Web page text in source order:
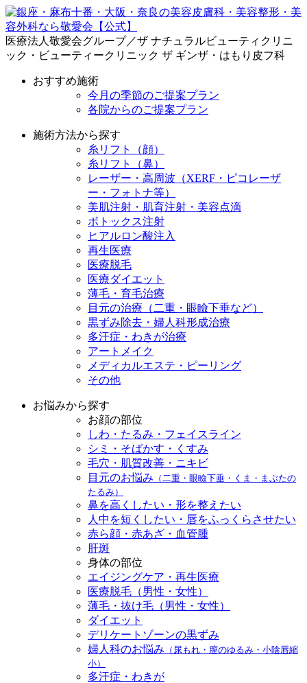
医療法人敬愛会グループ／ザ ナチュラルビューティクリニ
ック・ビューティークリニック ザ ギンザ・はもり皮フ科
おすすめ施術
今月の季節のご提案プラン
各院からのご提案プラン
施術方法から探す
糸リフト（顔）
糸リフト（鼻）
レーザー・高周波（XERF・ピコレーザ
ー・フォトナ等）
美肌注射・肌育注射・美容点滴
ボトックス注射
ヒアルロン酸注入
再生医療
医療脱毛
医療ダイエット
薄毛・育毛治療
目元の治療（二重・眼瞼下垂など）
黒ずみ除去・婦人科形成治療
多汗症・わきが治療
アートメイク
メディカルエステ・ピーリング
その他
お悩みから探す
お顔の部位
しわ・たるみ・フェイスライン
シミ・そばかす・くすみ
毛穴・肌質改善・ニキビ
目元のお悩み （二重・眼瞼下垂・くま・まぶたの
たるみ）
鼻を高くしたい・形を整えたい
人中を短くしたい・唇をふっくらさせたい
赤ら顔・赤あざ・血管腫
肝斑
身体の部位
エイジングケア・再生医療
医療脱毛（男性・女性）
薄毛・抜け毛（男性・女性）
ダイエット
デリケートゾーンの黒ずみ
婦人科のお悩み （尿もれ・膣のゆるみ・小陰唇縮
小）
多汗症・わきが